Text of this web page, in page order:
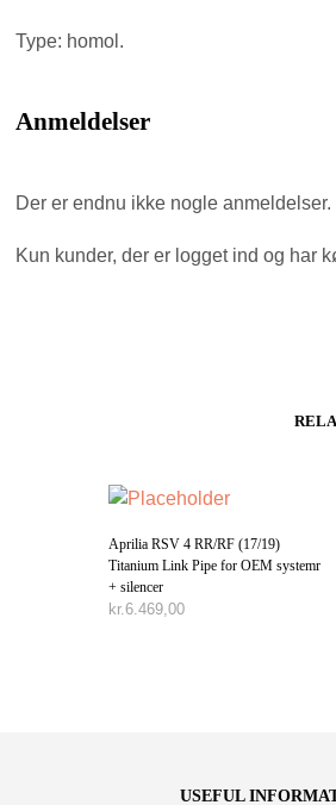
Type: homol.
Anmeldelser
Der er endnu ikke nogle anmeldelser.
Kun kunder, der er logget ind og har
Aprilia RSV 4 RR/RF (17/19)
Titanium Link Pipe for OEM systemr
+ silencer
kr. 6.469,00
USEFUL